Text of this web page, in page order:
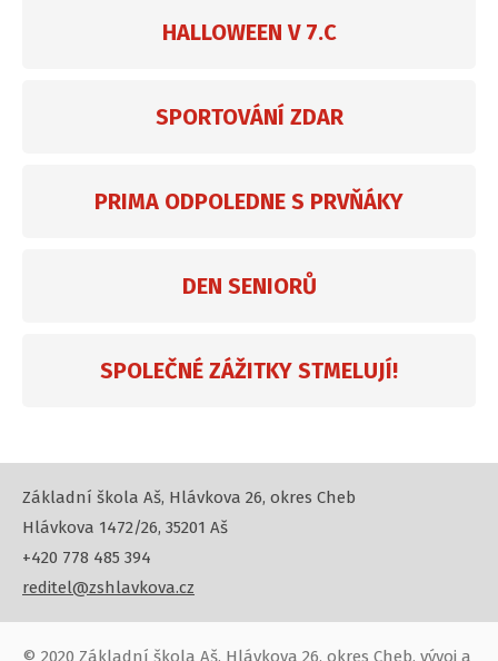
HALLOWEEN V 7.C
SPORTOVÁNÍ ZDAR
PRIMA ODPOLEDNE S PRVŇÁKY
DEN SENIORŮ
SPOLEČNÉ ZÁŽITKY STMELUJÍ!
Základní škola Aš, Hlávkova 26, okres Cheb
Hlávkova 1472/26, 35201 Aš
+420 778 485 394
reditel@zshlavkova.cz
© 2020 Základní škola Aš, Hlávkova 26, okres Cheb, vývoj a